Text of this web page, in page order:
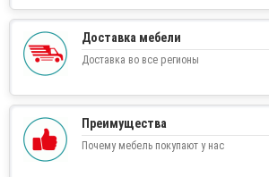
Доставка мебели
Доставка во все регионы
Преимущества
Почему мебель покупают у нас